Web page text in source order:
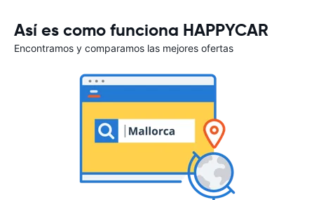
Así es como funciona HAPPYCAR
Encontramos y comparamos las mejores ofertas